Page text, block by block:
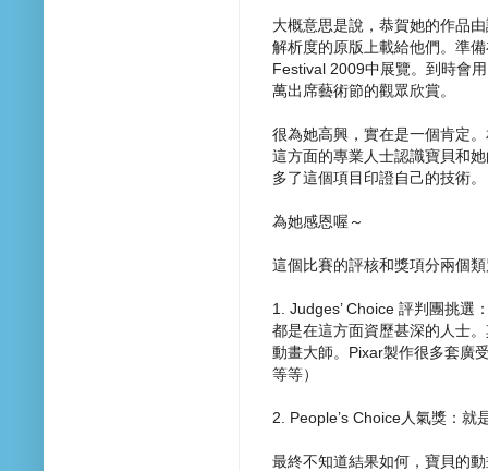
大概意思是說，恭賀她的作品
解析度的原版上載給他們。準
Festival 2009中展覽。到時會
萬出席藝術節的觀眾欣賞。
很為她高興，實在是一個肯定
這方面的專業人士認識寶貝和
多了這個項目印證自己的技術。
為她感恩喔～
這個比賽的評核和獎項分兩個
1. Judges’ Choice 評判團挑選
都是在這方面資歷甚深的人士
動畫大師。Pixar製作很多套廣
等等）
2. People’s Choice人氣獎：就
最終不知道結果如何，寶貝的